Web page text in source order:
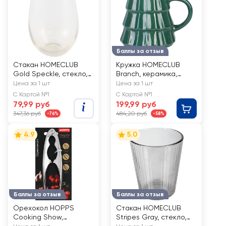
Стакан HOMECLUB
Gold Speckle, стекло,
530мл, Арт. HMR2778-1
Цена за 1 шт
С Картой №1
79,99 руб
347,36 руб -76%
Баллы за отзыв
Кружка HOMECLUB
Branch, керамика,
320мл, Арт. 256016
Цена за 1 шт
С Картой №1
199,99 руб
484,20 руб -58%
Баллы за отзыв
4.9
Орехокол HOPPS
Cooking Show,
Баллы за отзыв
5.0
Стакан HOMECLUB
Stripes Gray, стекло,